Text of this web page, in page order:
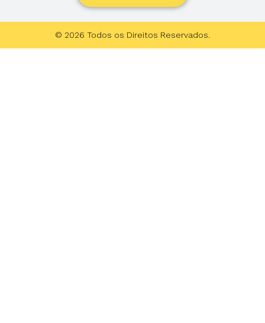
© 2026 Todos os Direitos Reservados.